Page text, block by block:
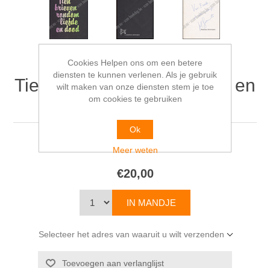
Tien brieven rondom liefde en
dood. Gesigneerd
€20,00
Selecteer het adres van waaruit u wilt verzenden
Cookies Helpen ons om een betere
diensten te kunnen verlenen. Als je gebruik
wilt maken van onze diensten stem je toe
om cookies te gebruiken
Ok
Meer weten